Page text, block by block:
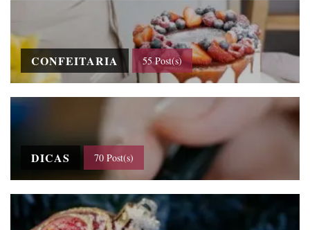
CONFEITARIA 55 Post(s)
DICAS 70 Post(s)